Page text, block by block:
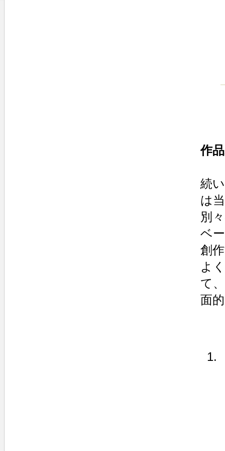
作
続
は
別
ベ
創
よ
て
面